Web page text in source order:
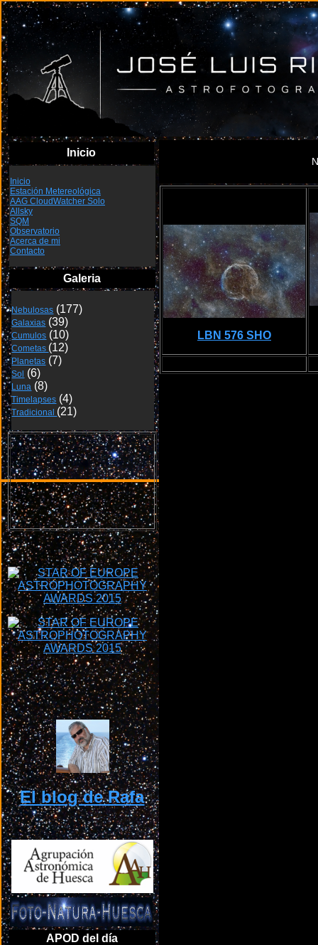
Inicio
Inicio
Estación Metereológica
AAG CloudWatcher Solo
Allsky
SQM
Observatorio
Acerca de mi
Contacto
Galeria
Nebulosas
Galaxias
Cumulos
Cometas
Planetas
Sol
Luna
Timelapses
Tradicional
El blog de Rafa
APOD del día
LBN 576 SHO